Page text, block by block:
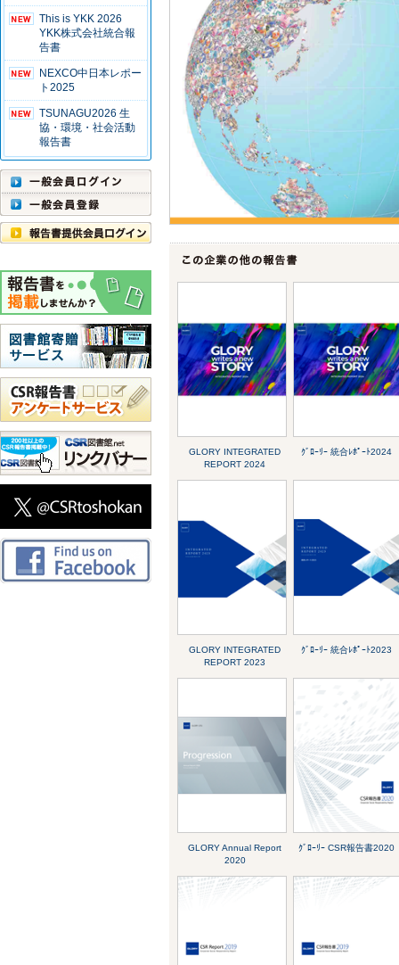
This is YKK 2026
YKK株式会社統合報
告書
NEXCO中日本レポー
ト2025
TSUNAGU2026 生
協・環境・社会活動
報告書
GLORY INTEGRATED
REPORT 2024
ｸﾞﾛｰﾘｰ 統合ﾚﾎﾟｰﾄ2024
GLORY INTEGRATED
REPORT 2023
ｸﾞﾛｰﾘｰ 統合ﾚﾎﾟｰﾄ2023
GLORY Annual Report
2020
ｸﾞﾛｰﾘｰ CSR報告書2020